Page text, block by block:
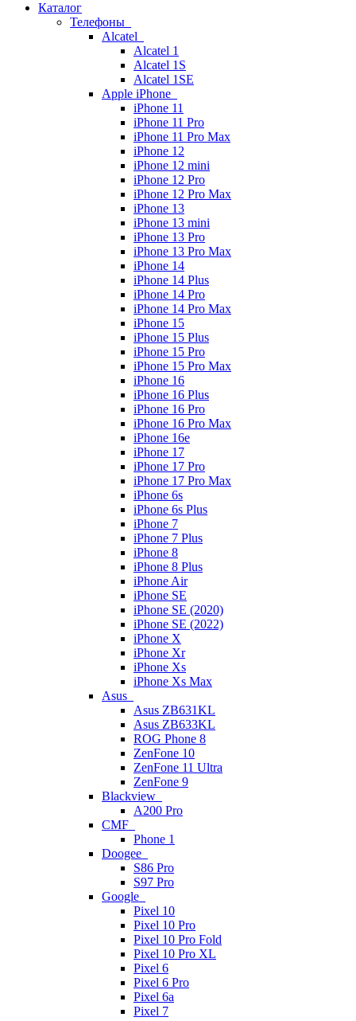
Каталог
Телефоны
Alcatel
Alcatel 1
Alcatel 1S
Alcatel 1SE
Apple iPhone
iPhone 11
iPhone 11 Pro
iPhone 11 Pro Max
iPhone 12
iPhone 12 mini
iPhone 12 Pro
iPhone 12 Pro Max
iPhone 13
iPhone 13 mini
iPhone 13 Pro
iPhone 13 Pro Max
iPhone 14
iPhone 14 Plus
iPhone 14 Pro
iPhone 14 Pro Max
iPhone 15
iPhone 15 Plus
iPhone 15 Pro
iPhone 15 Pro Max
iPhone 16
iPhone 16 Plus
iPhone 16 Pro
iPhone 16 Pro Max
iPhone 16e
iPhone 17
iPhone 17 Pro
iPhone 17 Pro Max
iPhone 6s
iPhone 6s Plus
iPhone 7
iPhone 7 Plus
iPhone 8
iPhone 8 Plus
iPhone Air
iPhone SE
iPhone SE (2020)
iPhone SE (2022)
iPhone X
iPhone Xr
iPhone Xs
iPhone Xs Max
Asus
Asus ZB631KL
Asus ZB633KL
ROG Phone 8
ZenFone 10
ZenFone 11 Ultra
ZenFone 9
Blackview
A200 Pro
CMF
Phone 1
Doogee
S86 Pro
S97 Pro
Google
Pixel 10
Pixel 10 Pro
Pixel 10 Pro Fold
Pixel 10 Pro XL
Pixel 6
Pixel 6 Pro
Pixel 6a
Pixel 7